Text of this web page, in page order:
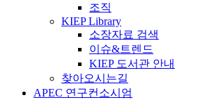
조직
KIEP Library
소장자료 검색
이슈&트렌드
KIEP 도서관 안내
찾아오시는길
APEC 연구컨소시엄